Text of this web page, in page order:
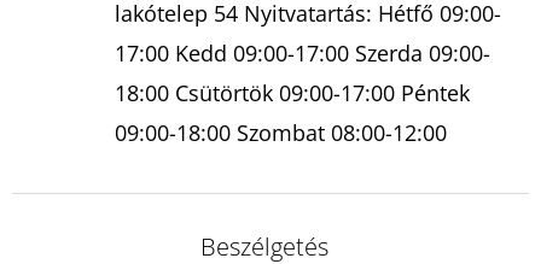
lakótelep 54 Nyitvatartás: Hétfő 09:00-
17:00 Kedd 09:00-17:00 Szerda 09:00-
18:00 Csütörtök 09:00-17:00 Péntek
09:00-18:00 Szombat 08:00-12:00
Beszélgetés